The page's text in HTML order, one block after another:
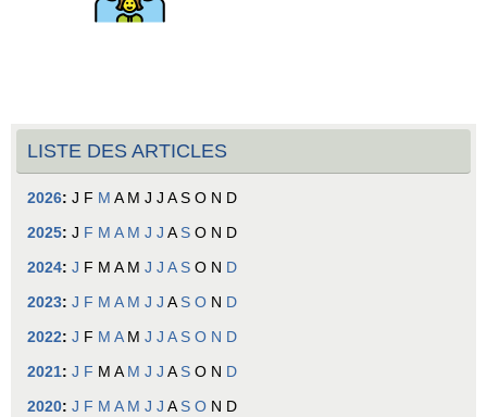
LISTE DES ARTICLES
2026: J F M A M J J A S O N D
2025: J F M A M J J A S O N D
2024: J F M A M J J A S O N D
2023: J F M A M J J A S O N D
2022: J F M A M J J A S O N D
2021: J F M A M J J A S O N D
2020: J F M A M J J A S O N D